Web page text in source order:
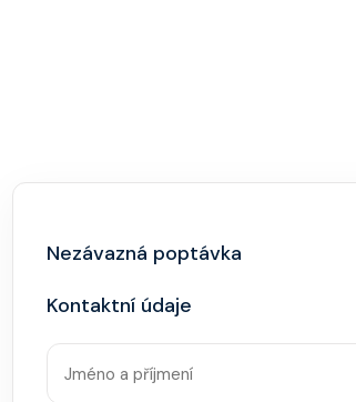
Nezávazná poptávka
Kontaktní údaje